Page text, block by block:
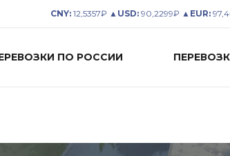
CNY: 12,5357₽ ▲ USD: 90,2299₽ ▲ EUR:
ПО РОССИИ